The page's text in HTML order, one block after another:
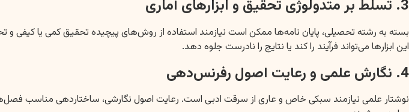
3. تسلط بر متدولوژی تحقیق و ابزارهای آماری
این ابزارها می‌تواند فرآیند را کند یا نتایج را نادرست جلوه دهد.
4. نگارش علمی و رعایت اصول رفرنس‌دهی
نوشتار علمی نیازمند سبکی خاص و عاری از سرقت ادبی است. رعایت اصول نگارشی، ساختاردهی مناسب